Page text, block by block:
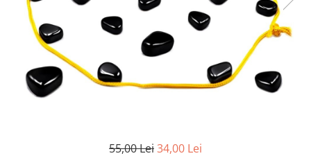
55,00 Lei34,00 Lei